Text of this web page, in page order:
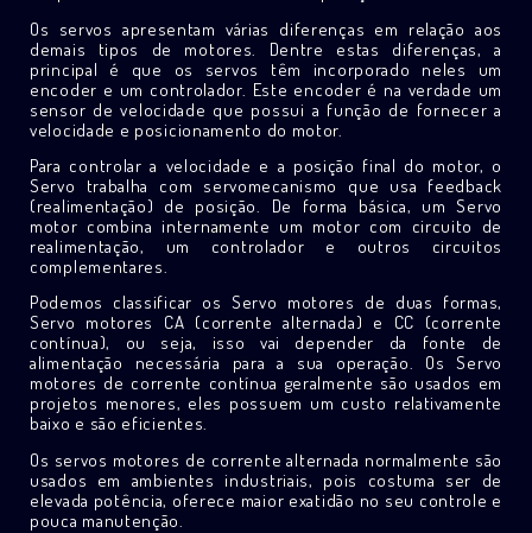
Os servos apresentam várias diferenças em relação aos
demais tipos de motores. Dentre estas diferenças, a
principal é que os servos têm incorporado neles um
encoder e um controlador. Este encoder é na verdade um
sensor de velocidade que possui a função de fornecer a
velocidade e posicionamento do motor.
Para controlar a velocidade e a posição final do motor, o
Servo trabalha com servomecanismo que usa feedback
(realimentação) de posição. De forma básica, um Servo
motor combina internamente um motor com circuito de
realimentação, um controlador e outros circuitos
complementares.
Podemos classificar os Servo motores de duas formas,
Servo motores CA (corrente alternada) e CC (corrente
contínua), ou seja, isso vai depender da fonte de
alimentação necessária para a sua operação. Os Servo
motores de corrente contínua geralmente são usados em
projetos menores, eles possuem um custo relativamente
baixo e são eficientes.
Os servos motores de corrente alternada normalmente são
usados em ambientes industriais, pois costuma ser de
elevada potência, oferece maior exatidão no seu controle e
pouca manutenção.